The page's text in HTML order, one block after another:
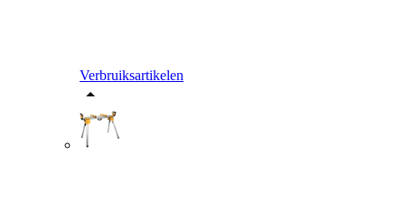
Verbruiksartikelen